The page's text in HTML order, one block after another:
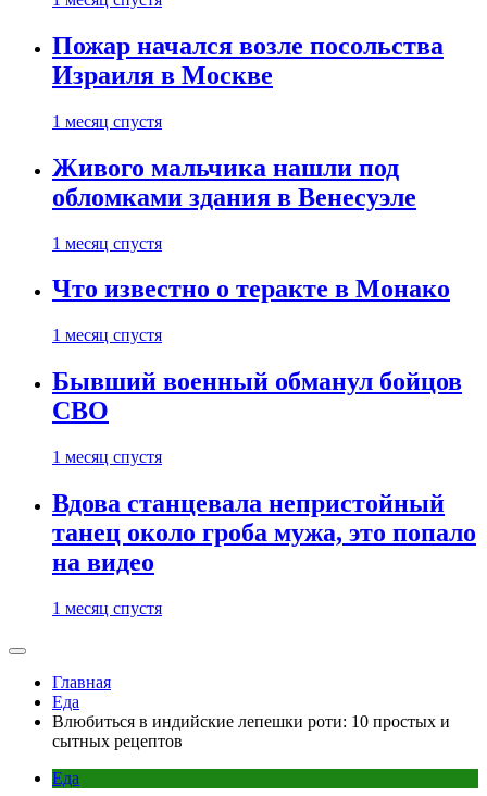
Пожар начался возле посольства
Израиля в Москве
1 месяц спустя
Живого мальчика нашли под
обломками здания в Венесуэле
1 месяц спустя
Что известно о теракте в Монако
1 месяц спустя
Бывший военный обманул бойцов
СВО
1 месяц спустя
Вдова станцевала непристойный
танец около гроба мужа, это попало
на видео
1 месяц спустя
Главная
Еда
Влюбиться в индийские лепешки роти: 10 простых и
сытных рецептов
Еда